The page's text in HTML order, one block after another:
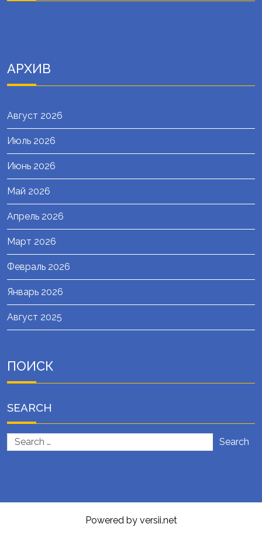
АРХИВ
Август 2026
Июль 2026
Июнь 2026
Май 2026
Апрель 2026
Март 2026
Февраль 2026
Январь 2026
Август 2025
ПОИСК
SEARCH
Search
Powered by versii.net